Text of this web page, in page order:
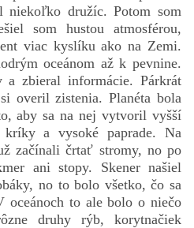
niekoľko družíc. Potom som
som hustou atmosférou,
viac kyslíku ako na Zemi.
oceánom až k pevnine.
zbieral informácie. Párkrát
overil zistenia. Planéta bola
aby sa na nej vytvoril vyšší
a vysoké paprade. Na
začínali črtať stromy, no po
ani stopy. Skener našiel
no to bolo všetko, čo sa
oceánoch to ale bolo o niečo
druhy rýb, korytnačiek